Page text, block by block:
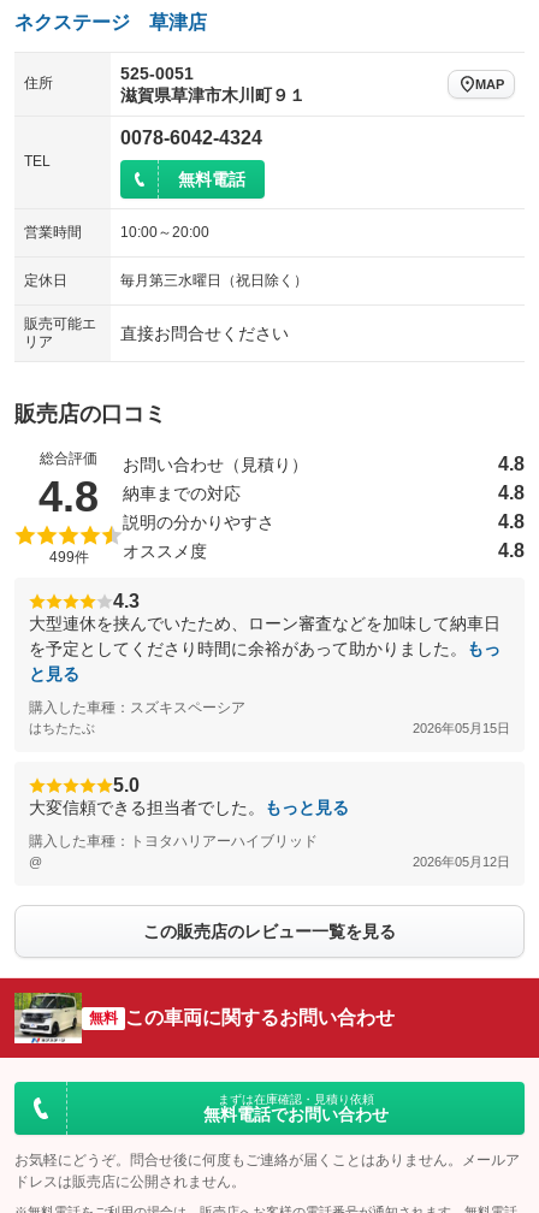
ネクステージ 草津店
住所
525-0051
滋賀県草津市木川町９１
MAP
TEL
0078-6042-4324
無料電話
営業時間 10:00～20:00
定休日 毎月第三水曜日（祝日除く）
販売可能エ
リア
直接お問合せください
販売店の口コミ
総合評価
4.8 （5点満点中）
499件
お問い合わせ（見積り） 4.8
納車までの対応 4.8
説明の分かりやすさ 4.8
オススメ度 4.8
4.3
大型連休を挟んでいたため、ローン審査などを加味して納車日
を予定としてくださり時間に余裕があって助かりました。
もっ
と見る
購入した車種：スズキスペーシア
はちたたぶ 2026年05月15日
5.0
大変信頼できる担当者でした。 もっと見る
購入した車種：トヨタハリアーハイブリッド
@ 2026年05月12日
この販売店のレビュー一覧を見る
無料 この車両に関するお問い合わせ
まずは在庫確認・見積り依頼
無料電話でお問い合わせ
お気軽にどうぞ。問合せ後に何度もご連絡が届くことはありません。メールア
ドレスは販売店に公開されません。